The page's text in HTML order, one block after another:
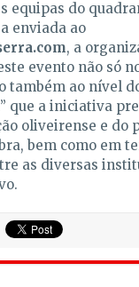
equipas do
enviada ao
, a
evento não só
também ao nível
que a iniciativa
oliveirense e do
bem como em
as diversas